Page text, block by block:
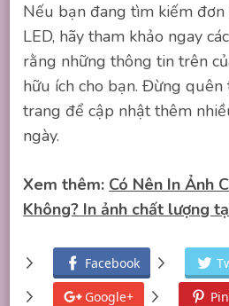
Nếu bạn đang tìm kiếm
LED, hãy tham khảo ngay
rằng những thông tin trên
hữu ích cho bạn. Đừng
trang để cập nhật thêm
ngày.
Xem thêm: Có Nên In Ảnh
Không? In ảnh chất lượng
Facebook
Google+